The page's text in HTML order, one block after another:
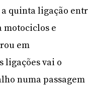
a quinta ligação
motociclos e
em
ligações vai o
numa passagem